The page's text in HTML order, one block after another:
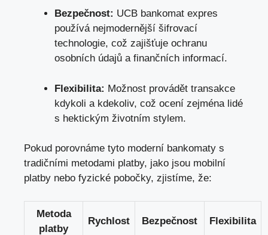
Bezpečnost: UCB bankomat expres
používá nejmodernější šifrovací
technologie, což zajišťuje ochranu
osobních údajů a finančních informací.
Flexibilita: Možnost provádět transakce
kdykoli a kdekoliv, což ocení zejména lidé
s hektickým životním stylem.
Pokud porovnáme tyto moderní bankomaty s
tradičními metodami platby, jako jsou mobilní
platby nebo fyzické pobočky, zjistíme, že:
Metoda
platby
Rychlost Bezpečnost Flexibilita